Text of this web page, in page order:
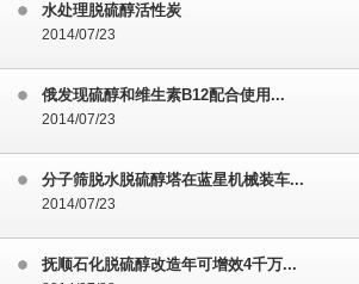
水处理脱硫醇活性炭
2014/07/23
俄发现硫醇和维生素B12配合使用...
2014/07/23
分子筛脱水脱硫醇塔在蓝星机械装车...
2014/07/23
抚顺石化脱硫醇改造年可增效4千万...